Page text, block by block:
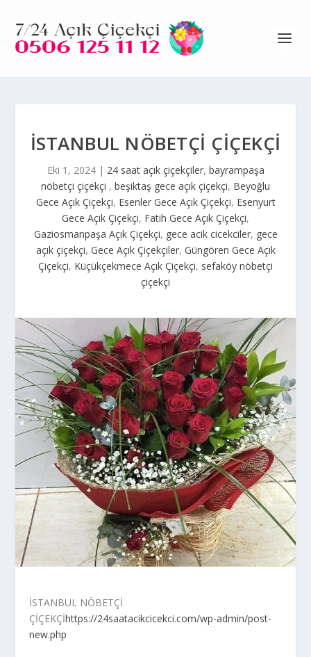
İSTANBUL NÖBETÇİ ÇİÇEKÇİ
Eki 1, 2024| 24 saat açık çiçekçiler, bayrampaşa
nöbetçi çiçekçi , beşiktaş gece açık çiçekçi, Beyoğlu
Gece Açık Çiçekçi, Esenler Gece Açık Çiçekçi, Esenyurt
Gece Açık Çiçekçi, Fatih Gece Açık Çiçekçi,
Gaziosmanpaşa Açık Çiçekçi, gece acik cicekciler, gece
açık çiçekçi, Gece Açık Çiçekçiler, Güngören Gece Açık
Çiçekçi, Küçükçekmece Açık Çiçekçi, sefaköy nöbetçi
çiçekçi
İSTANBUL NÖBETÇİ
ÇİÇEKÇİhttps://24saatacikcicekci.com/wp-admin/post-
new.php